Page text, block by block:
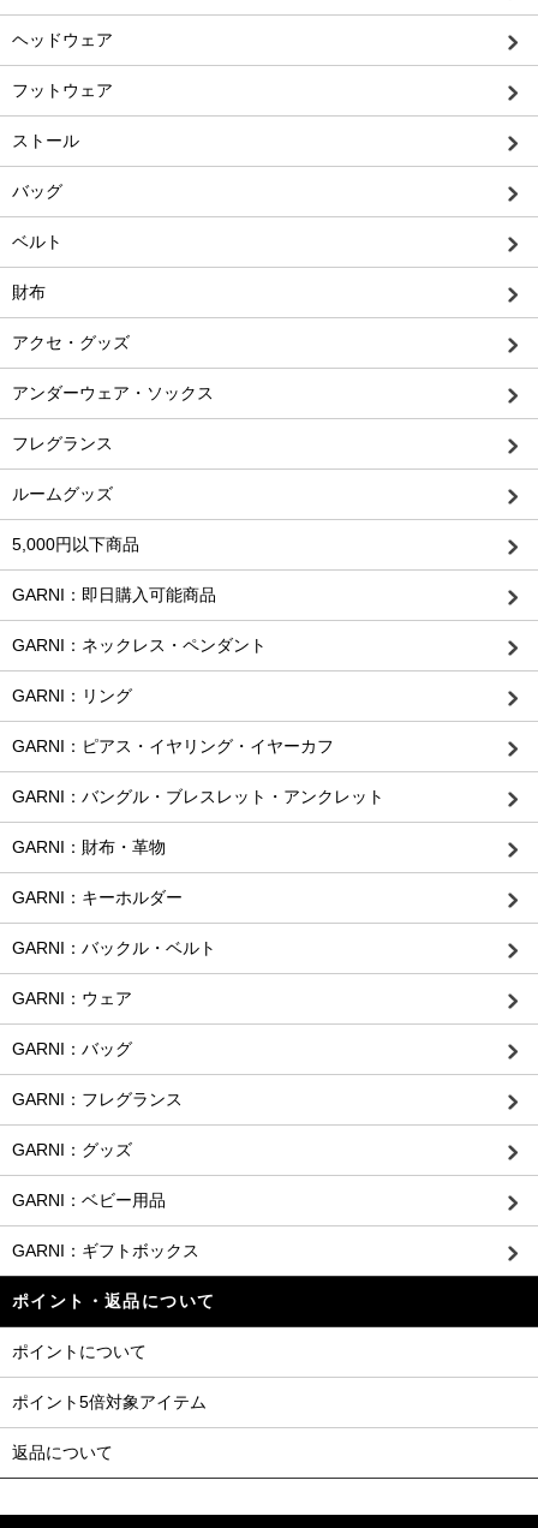
ヘッドウェア
フットウェア
ストール
バッグ
ベルト
財布
アクセ・グッズ
アンダーウェア・ソックス
フレグランス
ルームグッズ
5,000円以下商品
GARNI：即日購入可能商品
GARNI：ネックレス・ペンダント
GARNI：リング
GARNI：ピアス・イヤリング・イヤーカフ
GARNI：バングル・ブレスレット・アンクレット
GARNI：財布・革物
GARNI：キーホルダー
GARNI：バックル・ベルト
GARNI：ウェア
GARNI：バッグ
GARNI：フレグランス
GARNI：グッズ
GARNI：ベビー用品
GARNI：ギフトボックス
ポイント・返品について
ポイントについて
ポイント5倍対象アイテム
返品について